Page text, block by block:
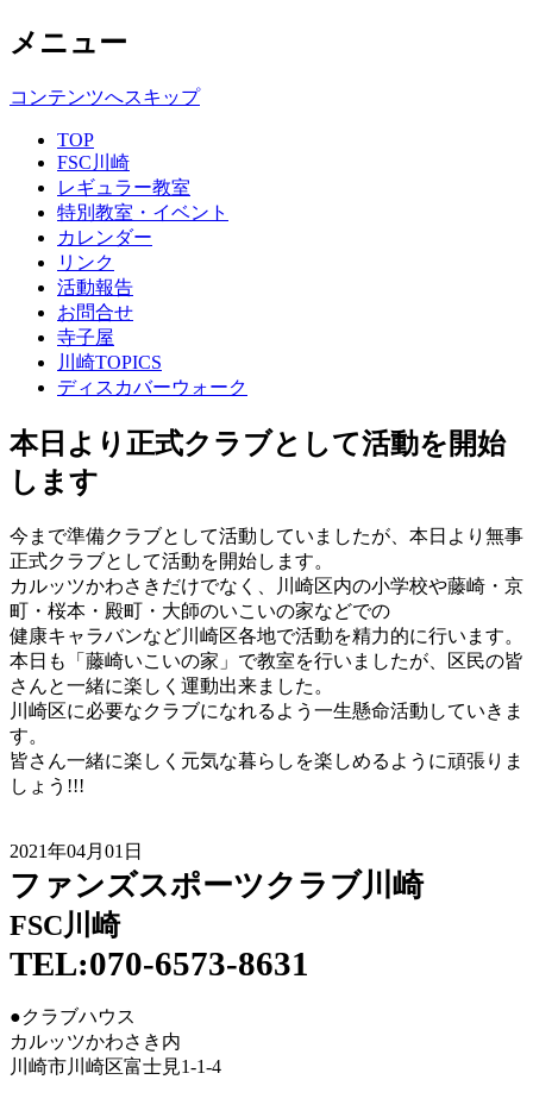
メニュー
コンテンツへスキップ
TOP
FSC川崎
レギュラー教室
特別教室・イベント
カレンダー
リンク
活動報告
お問合せ
寺子屋
川崎TOPICS
ディスカバーウォーク
本日より正式クラブとして活動を開始
します
今まで準備クラブとして活動していましたが、本日より無事
正式クラブとして活動を開始します。
カルッツかわさきだけでなく、川崎区内の小学校や藤崎・京
町・桜本・殿町・大師のいこいの家などでの
健康キャラバンなど川崎区各地で活動を精力的に行います。
本日も「藤崎いこいの家」で教室を行いましたが、区民の皆
さんと一緒に楽しく運動出来ました。
川崎区に必要なクラブになれるよう一生懸命活動していきま
す。
皆さん一緒に楽しく元気な暮らしを楽しめるように頑張りま
しょう!!!
2021年04月01日
ファンズスポーツクラブ川崎
FSC川崎
TEL:070-6573-8631
●クラブハウス
カルッツかわさき内
川崎市川崎区富士見1-1-4